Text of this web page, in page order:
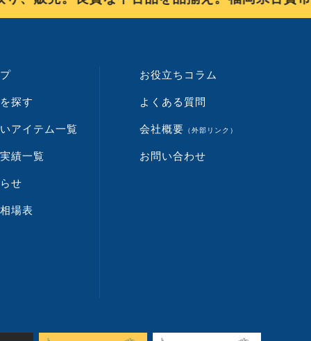
探す
アイテム一覧
績一覧
せ
場表
お役立ちコラム
よくある質問
会社概要 （外部リンク）
お問い合わせ